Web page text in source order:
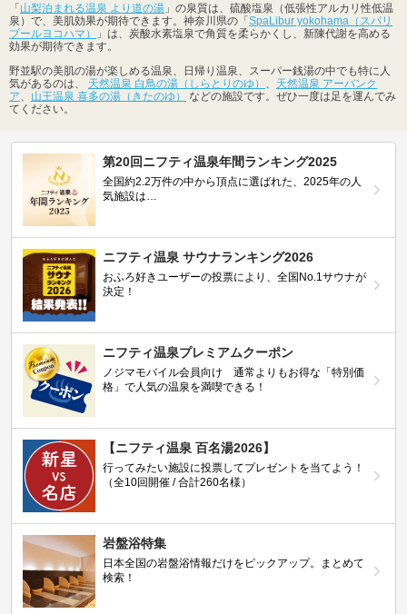
「山梨泊まれる温泉 より道の湯 」の泉質は、硫酸塩泉（低張性アルカリ性低温
泉）で、美肌効果が期待できます。神奈川県の「SpaLibur yokohama（スパリ
ブールヨコハマ）
」は、炭酸水素塩泉で角質を柔らかくし、新陳代謝を高める
効果が期待できます。
野並駅の美肌の湯が楽しめる温泉、日帰り温泉、スーパー銭湯の中でも特に人
気があるのは、 天然温泉 白鳥の湯（しらとりのゆ）
天然温泉 アーバンク
ア
山王温泉 喜多の湯（きたのゆ）
などの施設です。ぜひ一度は足を運んでみ
てください。
第20回ニフティ温泉年間ランキング2025
全国約2.2万件の中から頂点に選ばれた、2025年の人
気施設は…
ニフティ温泉 サウナランキング2026
おふろ好きユーザーの投票により、全国No.1サウナが
決定！
ニフティ温泉プレミアムクーポン
ノジマモバイル会員向け 通常よりもお得な「特別価
格」で人気の温泉を満喫できる！
【ニフティ温泉 百名湯2026】
行ってみたい施設に投票してプレゼントを当てよう！
（全10回開催 / 合計260名様）
岩盤浴特集
日本全国の岩盤浴情報だけをピックアップ。まとめて
検索！